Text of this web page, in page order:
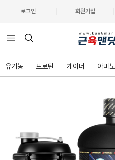
로그인 회원가입
유기농 프로틴 게이너 아미